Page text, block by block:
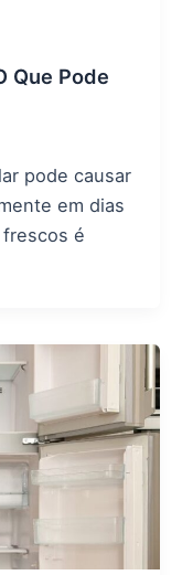
Que Pode
pode causar
em dias
é